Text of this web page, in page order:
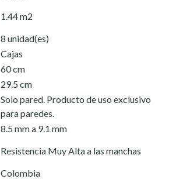
1.44 m2
8 unidad(es)
Cajas
60 cm
29.5 cm
Solo pared. Producto de uso exclusivo
para paredes.
8.5 mm a 9.1 mm
Resistencia Muy Alta a las manchas
Colombia